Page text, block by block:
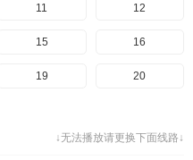
11 12
15 16
19 20
↓无法播放请更换下面线路↓